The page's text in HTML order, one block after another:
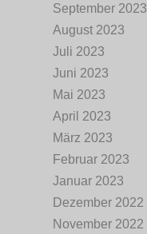
September 2023
August 2023
Juli 2023
Juni 2023
Mai 2023
April 2023
März 2023
Februar 2023
Januar 2023
Dezember 2022
November 2022